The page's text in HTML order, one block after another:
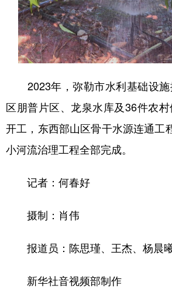
2023年，弥勒市水利基础设施
区朋普片区、龙泉水库及36件农
开工，东西部山区骨干水源连通工
小河流治理工程全部完成。
记者：何春好
摄制：肖伟
报道员：陈思瑾、王杰、杨晨
新华社音视频部制作